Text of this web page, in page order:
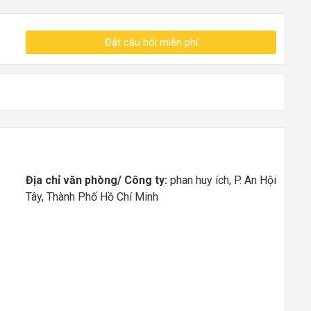
Đặt câu hỏi miễn phí
Địa chỉ văn phòng/ Công ty: phan huy ích, P. An Hội
Tây, Thành Phố Hồ Chí Minh